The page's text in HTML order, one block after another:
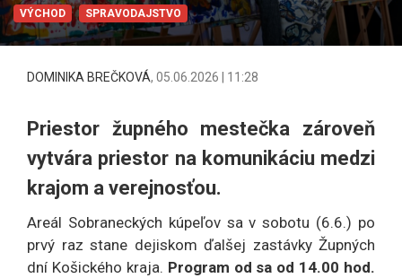
VÝCHOD SPRAVODAJSTVO
DOMINIKA BREČKOVÁ, 05.06.2026 | 11:28
Priestor župného mestečka zároveň
vytvára priestor na komunikáciu medzi
krajom a verejnosťou.
Areál Sobraneckých kúpeľov sa v sobotu (6.6.) po
prvý raz stane dejiskom ďalšej zastávky Župných
dní Košického kraja. Program od sa od 14.00 hod.